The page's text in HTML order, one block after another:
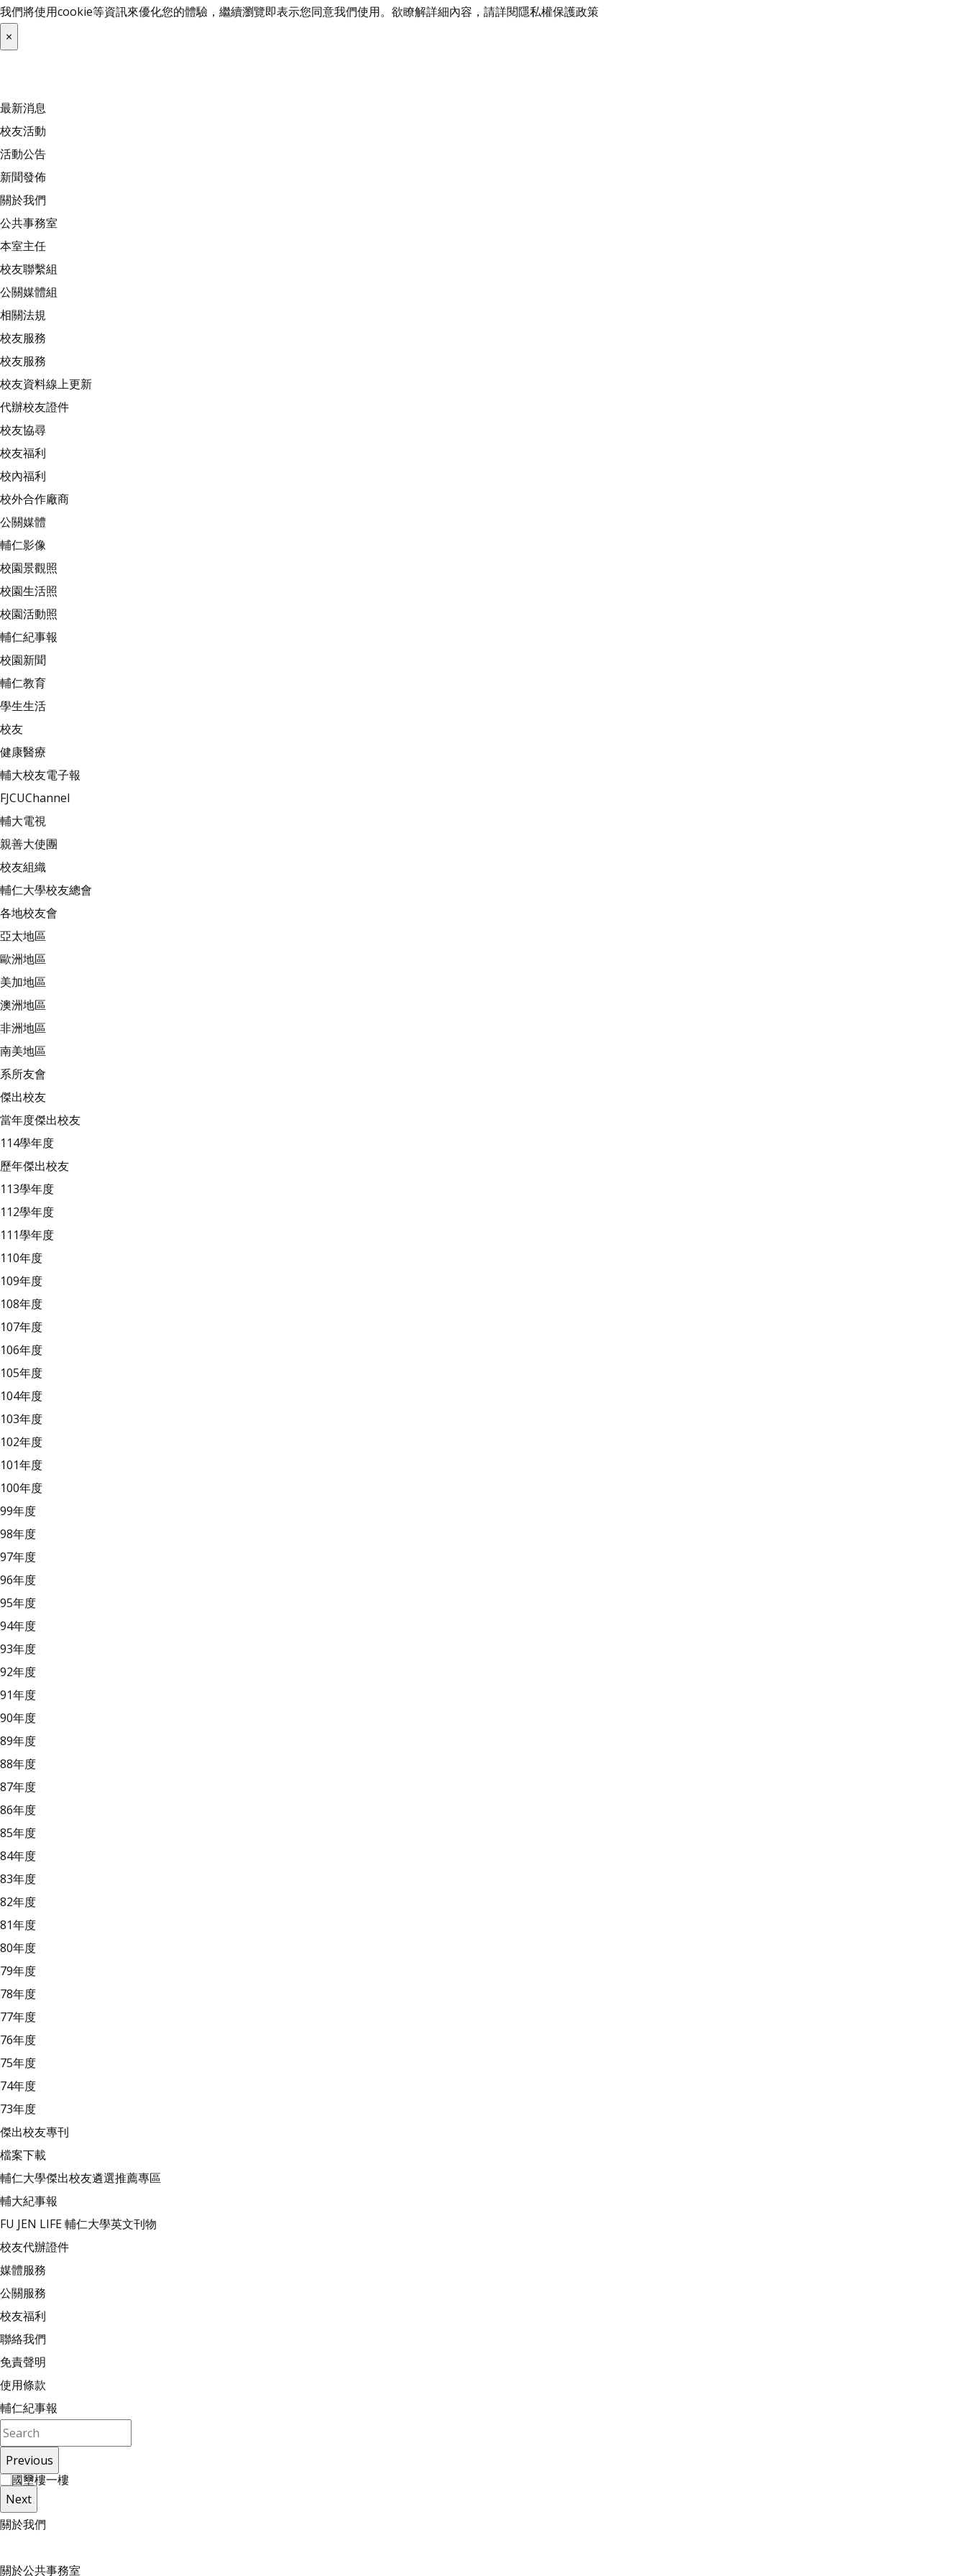
我們將使用cookie等資訊來優化您的體驗，繼續瀏覽即表示您同意我們使用。欲瞭解詳細內容，請詳閱隱私權保護政策
×
最新消息
校友活動
活動公告
新聞發佈
關於我們
公共事務室
本室主任
校友聯繫組
公關媒體組
相關法規
校友服務
校友服務
校友資料線上更新
代辦校友證件
校友協尋
校友福利
校內福利
校外合作廠商
公關媒體
輔仁影像
校園景觀照
校園生活照
校園活動照
輔仁紀事報
校園新聞
輔仁教育
學生生活
校友
健康醫療
輔大校友電子報
FJCUChannel
輔大電視
親善大使團
校友組織
輔仁大學校友總會
各地校友會
亞太地區
歐洲地區
美加地區
澳洲地區
非洲地區
南美地區
系所友會
傑出校友
當年度傑出校友
114學年度
歷年傑出校友
113學年度
112學年度
111學年度
110年度
109年度
108年度
107年度
106年度
105年度
104年度
103年度
102年度
101年度
100年度
99年度
98年度
97年度
96年度
95年度
94年度
93年度
92年度
91年度
90年度
89年度
88年度
87年度
86年度
85年度
84年度
83年度
82年度
81年度
80年度
79年度
78年度
77年度
76年度
75年度
74年度
73年度
傑出校友專刊
檔案下載
輔仁大學傑出校友遴選推薦專區
輔大紀事報
FU JEN LIFE 輔仁大學英文刊物
校友代辦證件
媒體服務
公關服務
校友福利
聯絡我們
免責聲明
使用條款
輔仁紀事報
Previous
Next
關於我們
關於公共事務室